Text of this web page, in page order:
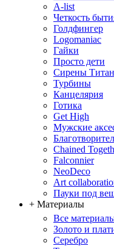
A-list
Четкость
Голдфингер
Logomaniac
Гайки
Просто дети
Сирены
Турбины
Канцелярия
Готика
Get High
Мужские
Chained
Falconnier
NeoDeco
Аrt
Пауки под
+ Материалы
Все
Золото и
Серебро